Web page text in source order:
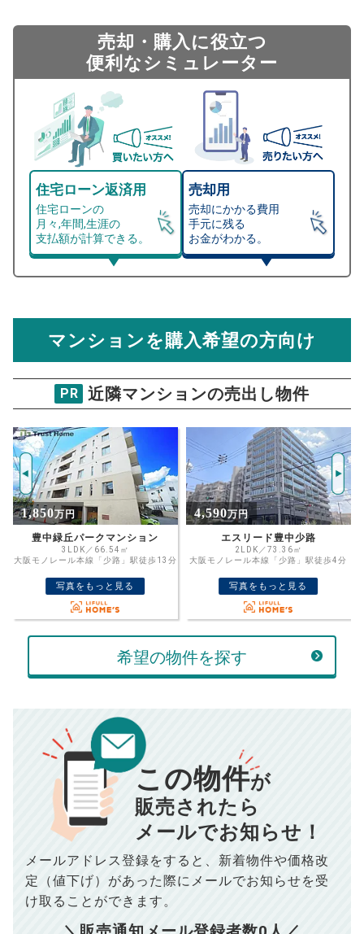
売却・購入に役立つ
便利なシミュレーター
住宅ローン返済用
住宅ローンの
月々,年間,生涯の
支払額が計算できる。
売却用
売却にかかる費用
手元に残る
お金がわかる。
総支払額シミュレーション
計算できます。
物件価格
万円
ご希望の
返済期間
年
住宅ローン
金利
%
ボーナス
返済金額
万円
万円
返済シミュレーション計算結果
毎月の支払額 834
年間の支払額 10,005 円
総支払額 100,050 円
マンション売却シミュレーター
から売却にかかる諸経費が自動で算出され、手元に残る
金額がわかります。
VIPコーポ東豊中
試算条件 57㎡・2階
推定売却価格：1420万円
資金計画のために査定額や希望売却価
格を入力して活用するのもおすすめ◎
売却価格
計算する
00万円
■仲介手数料／ 00万円
■売買契約書印紙／ 0
■抵当権抹消費用／0万円
※購入価格よりも売却価格が高い場合、譲渡所得税が発生する
場合がございます。詳しくは最寄りの税務署などにご確認く
※シミュレーター結果はあくまでも概算であり、手残り金額を
保証するものではございません。
※上記売却費用には、住所変更登記の費用、引っ越し費用、住
宅ローンの一括繰上返済の手数料等は含まれておりませんの
で予めご了承ください。
おります。（物件価格×3%＋6万円＋消費税）
マンションを購入希望の方向け
PR 近隣マンションの売出し物件
4,590万円
エスリード豊中少路
2LDK／73.36㎡
大阪モノレール本線「少路」駅徒歩4分
写真をもっと見る
4,080万円
エスリード江坂グランアリーナ
2LDK／53.95㎡
Osaka Metro御堂筋線「江坂」駅徒歩
写真をもっと見る
希望の物件を探す
この物件が
販売されたら
メールでお知らせ！
メールアドレス登録をすると、 新着物件や価格改
定（値下げ）があった際に メールでお知らせを受
け取ることができます。